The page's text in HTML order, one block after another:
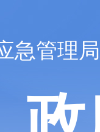
急管理局